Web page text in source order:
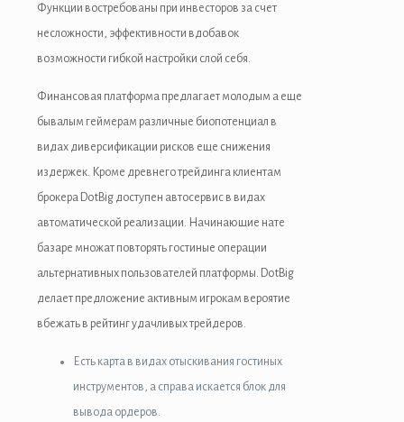
Функции востребованы при инвесторов за счет
несложности, эффективности вдобавок
возможности гибкой настройки слой себя.
Финансовая платформа предлагает молодым а еще
бывалым геймерам различные биопотенциал в
видах диверсификации рисков еще снижения
издержек. Кроме древнего трейдинга клиентам
брокера DotBig доступен автосервис в видах
автоматической реализации. Начинающие нате
базаре множат повторять гостиные операции
альтернативных пользователей платформы. DotBig
делает предложение активным игрокам вероятие
вбежать в рейтинг удачливых трейдеров.
Есть карта в видах отыскивания гостиных
инструментов, а справа искается блок для
вывода ордеров.